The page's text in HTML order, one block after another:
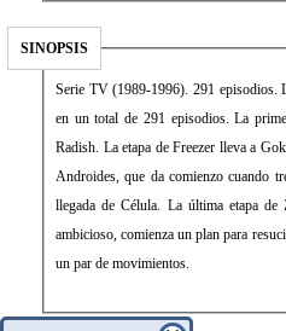
SINOPSIS
Serie TV (1989-1996). 291 episodios.
en un total de 291 episodios. La
Radish. La etapa de Freezer lleva a
Androides, que da comienzo cuando
llegada de Célula. La última etapa
ambicioso, comienza un plan para
un par de movimientos.